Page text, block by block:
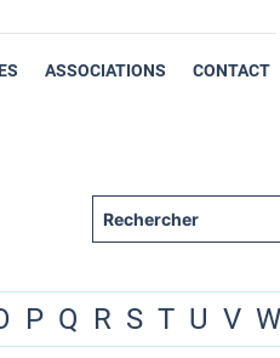
ASSOCIATIONS CONTACT
P Q R S T U V W